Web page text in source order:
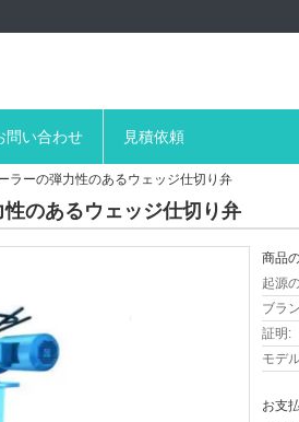
問い合わせ 見積依頼
ラーの弾力性のあるウェッジ仕切り弁
のあるウェッジ仕切り弁
商品
起源
ブラ
証明:
モデ
お支